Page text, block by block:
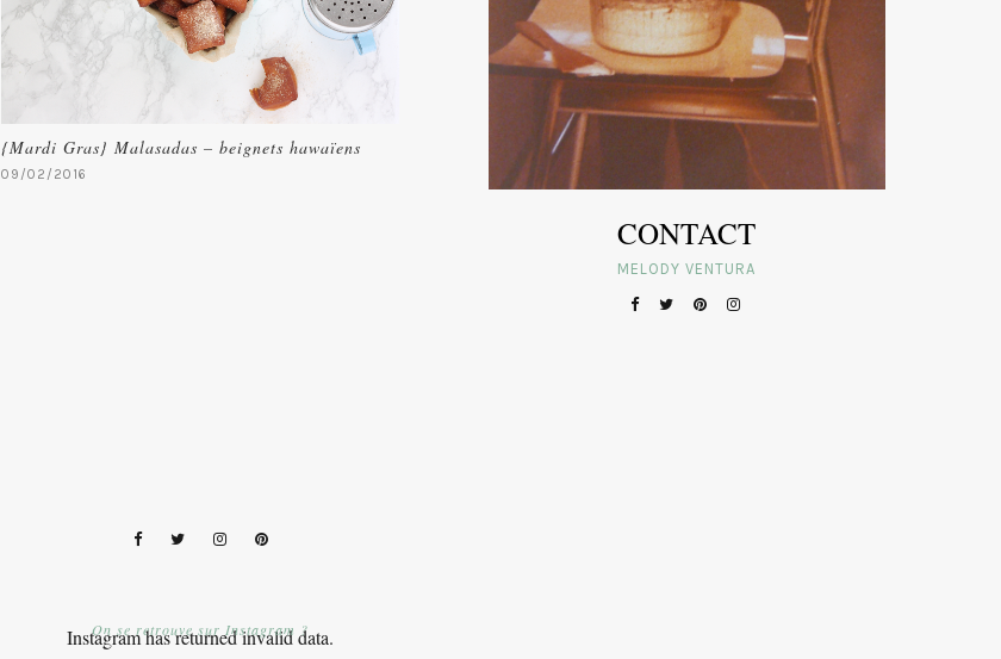
{Mardi Gras} Malasadas – beignets hawaïens
09/02/2016
CONTACT
MELODY VENTURA
Instagram has returned invalid data.
On se retrouve sur Instagram ?